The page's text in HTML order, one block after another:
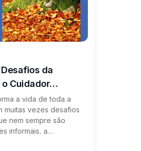
da
Cuidador
a vida de toda a
muitas vezes desafios
nem sempre são
informais, a